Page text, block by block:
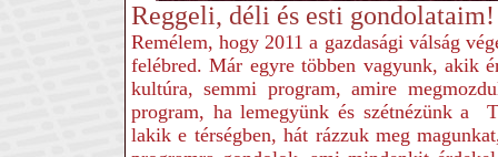
Reggeli, déli és esti gondolataim!
Remélem, hogy 2011 a gazdasági válság
felébred. Már egyre többen vagyunk, akik
kultúra, semmi program, amire
program, ha lemegyünk és szétnézünk a
lakik e térségben, hát rázzuk meg